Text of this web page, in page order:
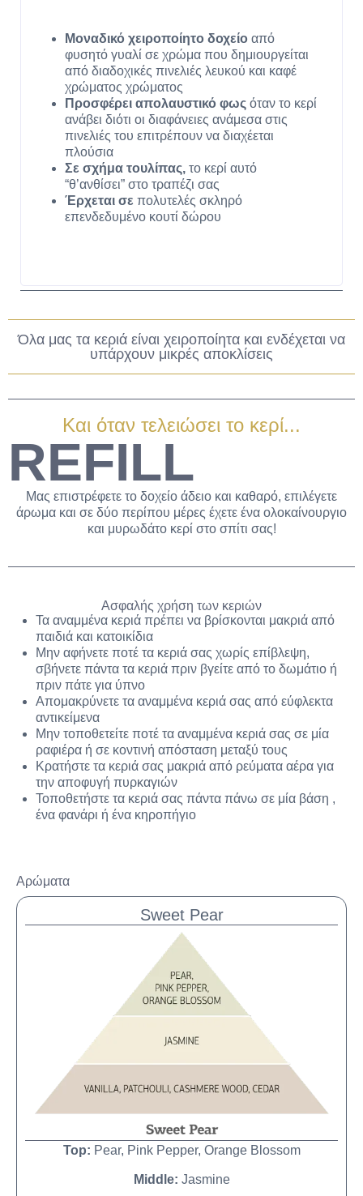
Μοναδικό χειροποίητο δοχείο από
φυσητό γυαλί σε χρώμα που δημιουργείται
από διαδοχικές πινελιές λευκού και καφέ
χρώματος χρώματος
Προσφέρει απολαυστικό φως όταν το κερί
ανάβει διότι οι διαφάνειες ανάμεσα στις
πινελιές του επιτρέπουν να διαχέεται
πλούσια
Σε σχήμα τουλίπας, το κερί αυτό
“θ’ανθίσει” στο τραπέζι σας
Έρχεται σε πολυτελές σκληρό
επενδεδυμένο κουτί δώρου
Όλα μας τα κεριά είναι χειροποίητα και ενδέχεται να
υπάρχουν μικρές αποκλίσεις
Και όταν τελειώσει το κερί...
REFILL
Μας επιστρέφετε το δοχείο άδειο και καθαρό, επιλέγετε
άρωμα και σε δύο περίπου μέρες έχετε ένα ολοκαίνουργιο
και μυρωδάτο κερί στο σπίτι σας!
Ασφαλής χρήση των κεριών
Τα αναμμένα κεριά πρέπει να βρίσκονται μακριά από
παιδιά και κατοικίδια
Μην αφήνετε ποτέ τα κεριά σας χωρίς επίβλεψη,
σβήνετε πάντα τα κεριά πριν βγείτε από το δωμάτιο ή
πριν πάτε για ύπνο
Απομακρύνετε τα αναμμένα κεριά σας από εύφλεκτα
αντικείμενα
Μην τοποθετείτε ποτέ τα αναμμένα κεριά σας σε μία
ραφιέρα ή σε κοντινή απόσταση μεταξύ τους
Κρατήστε τα κεριά σας μακριά από ρεύματα αέρα για
την αποφυγή πυρκαγιών
Τοποθετήστε τα κεριά σας πάντα πάνω σε μία βάση ,
ένα φανάρι ή ένα κηροπήγιο
Αρώματα
Sweet Pear
Top: Pear, Pink Pepper, Orange Blossom
Middle: Jasmine